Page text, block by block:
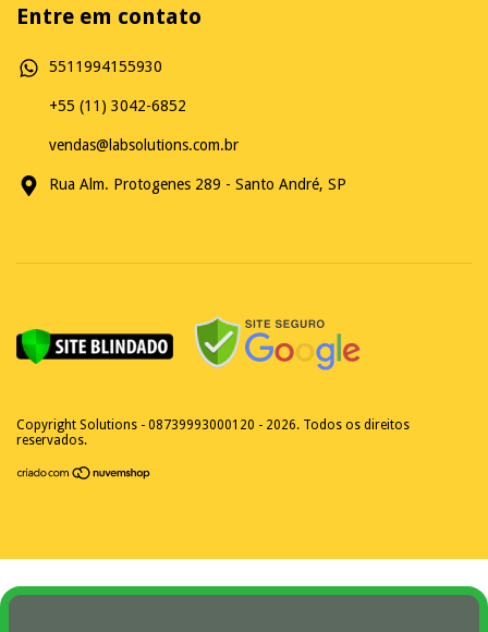
Entre em contato
5511994155930
+55 (11) 3042-6852
vendas@labsolutions.com.br
Rua Alm. Protogenes 289 - Santo André, SP
Copyright Solutions - 08739993000120 - 2026. Todos os direitos
reservados.